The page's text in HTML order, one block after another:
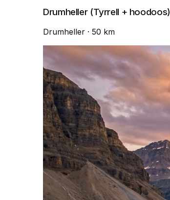
Drumheller (Tyrrell + hoodoos)
Drumheller · 50 km